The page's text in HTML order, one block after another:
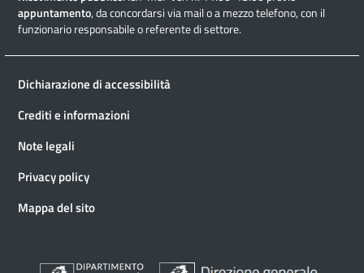
appuntamento, da concordarsi via mail o a mezzo telefono, con il
funzionario responsabile o referente di settore.
Dichiarazione di accessibilità
Crediti e informazioni
Note legali
Privacy policy
Mappa del sito